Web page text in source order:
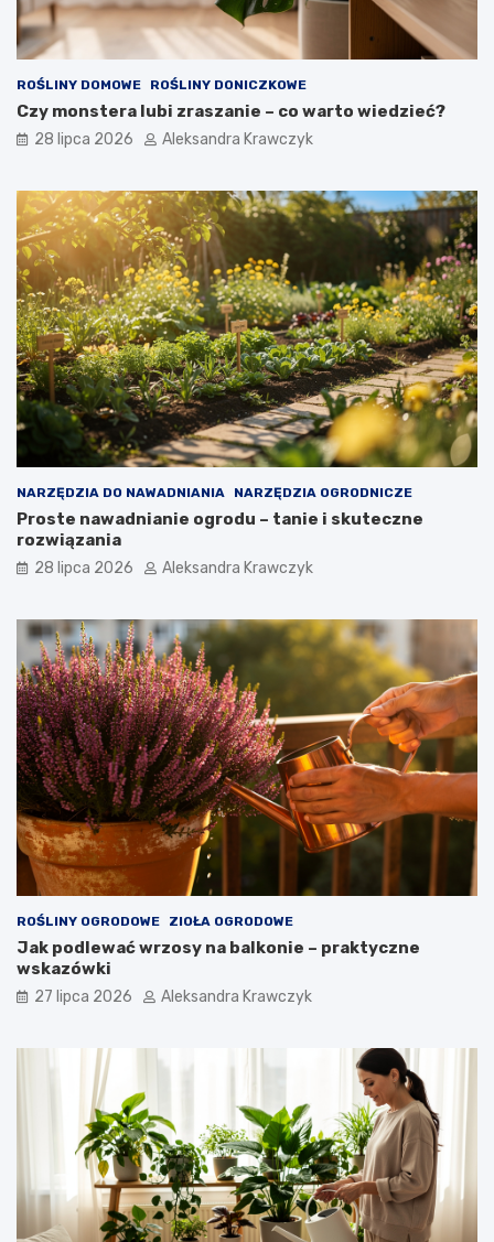
ROŚLINY DOMOWE ROŚLINY DONICZKOWE
Czy monstera lubi zraszanie – co warto wiedzieć?
28 lipca 2026 Aleksandra Krawczyk
NARZĘDZIA DO NAWADNIANIA NARZĘDZIA OGRODNICZE
Proste nawadnianie ogrodu – tanie i skuteczne
rozwiązania
28 lipca 2026 Aleksandra Krawczyk
ROŚLINY OGRODOWE ZIOŁA OGRODOWE
Jak podlewać wrzosy na balkonie – praktyczne
wskazówki
27 lipca 2026 Aleksandra Krawczyk